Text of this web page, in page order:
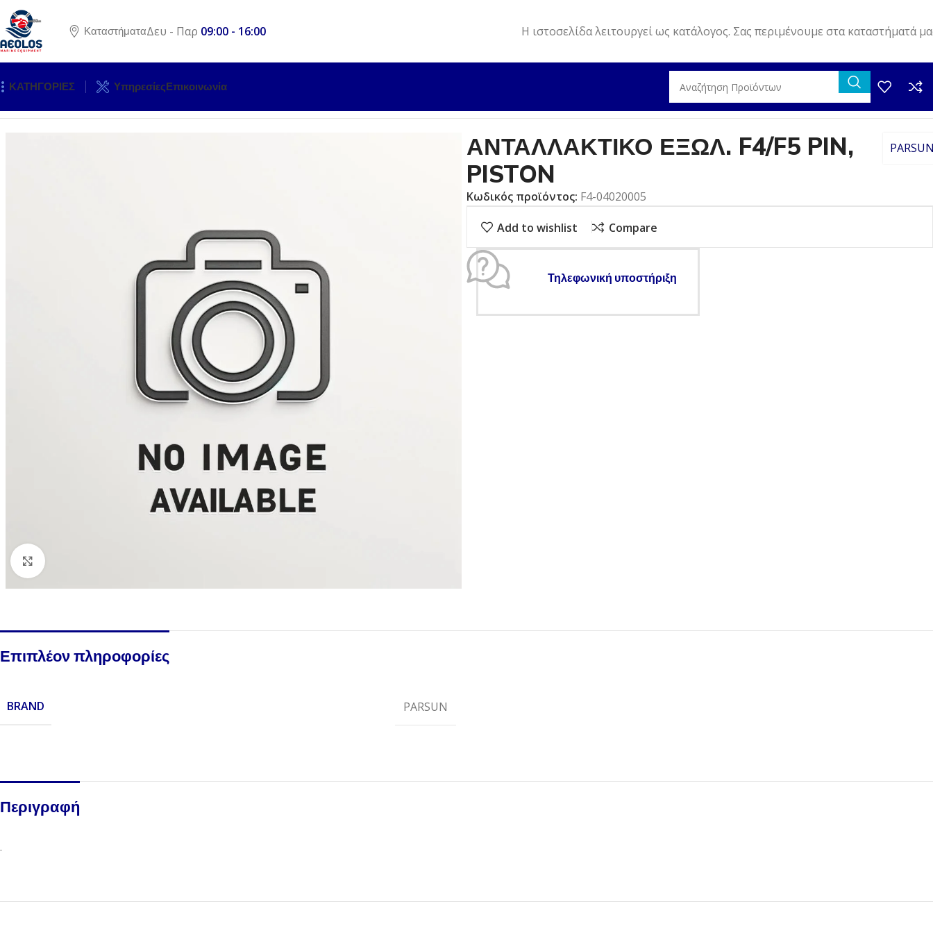
ΚαταστήματαΔευ - Παρ 09:00 - 16:00 Η ιστοσελίδα λειτουργεί ως κατάλογος. Σας περιμένουμε στα καταστήματά
ΚΑΤΗΓΟΡΙΕΣ ΥπηρεσίεςΕπικοινωνία
ΑΝΤΑΛΛΑΚΤΙΚΟ ΕΞΩΛ. F4/F5 PIN,
PISTON
Κωδικός προϊόντος: F4-04020005
Add to wishlist Compare
Τηλεφωνική υποστήριξη
Επιπλέον πληροφορίες
BRAND PARSUN
Περιγραφή
.